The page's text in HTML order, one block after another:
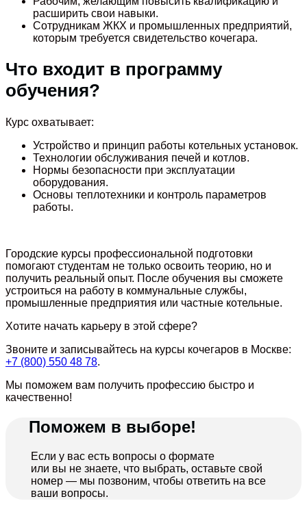
расширить свои навыки.
Сотрудникам ЖКХ и промышленных предприятий,
которым требуется свидетельство кочегара.
Что входит в программу
обучения?
Курс охватывает:
Устройство и принцип работы котельных установок.
Технологии обслуживания печей и котлов.
Нормы безопасности при эксплуатации
оборудования.
Основы теплотехники и контроль параметров
работы.
Городские курсы профессиональной подготовки
помогают студентам не только освоить теорию, но и
получить реальный опыт. После обучения вы сможете
устроиться на работу в коммунальные службы,
промышленные предприятия или частные котельные.
Хотите начать карьеру в этой сфере?
Звоните и записывайтесь на курсы кочегаров в Москве:
+7 (800) 550 48 78.
Мы поможем вам получить профессию быстро и
качественно!
Поможем в выборе!
Если у вас есть вопросы о формате
или вы не знаете, что выбрать, оставьте свой
номер — мы позвоним, чтобы ответить на все
ваши вопросы.